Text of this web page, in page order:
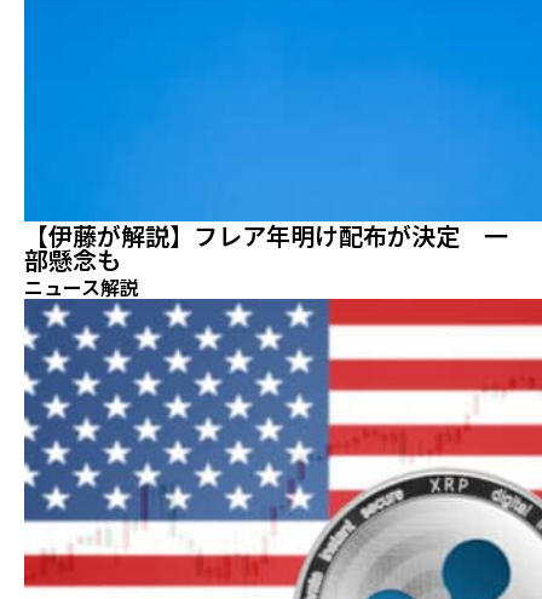
【伊藤が解説】フレア年明け配布が決定 一
部懸念も
ニュース解説